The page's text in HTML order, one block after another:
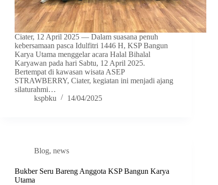
Ciater, 12 April 2025 — Dalam suasana penuh
kebersamaan pasca Idulfitri 1446 H, KSP Bangun
Karya Utama menggelar acara Halal Bihalal
Karyawan pada hari Sabtu, 12 April 2025.
Bertempat di kawasan wisata ASEP
STRAWBERRY, Ciater, kegiatan ini menjadi ajang
silaturahmi…
kspbku
14/04/2025
Blog, news
Bukber Seru Bareng Anggota KSP Bangun Karya
Utama